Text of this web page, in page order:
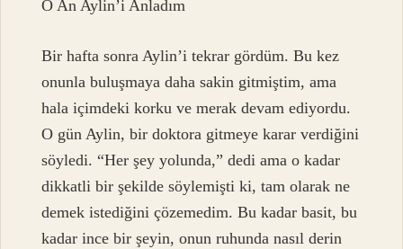
O An Aylin’i Anladım
Bir hafta sonra Aylin’i tekrar gördüm. Bu kez
onunla buluşmaya daha sakin gitmiştim, ama
hala içimdeki korku ve merak devam ediyordu.
O gün Aylin, bir doktora gitmeye karar verdiğini
söyledi. “Her şey yolunda,” dedi ama o kadar
dikkatli bir şekilde söylemişti ki, tam olarak ne
demek istediğini çözemedim. Bu kadar basit, bu
kadar ince bir şeyin, onun ruhunda nasıl derin